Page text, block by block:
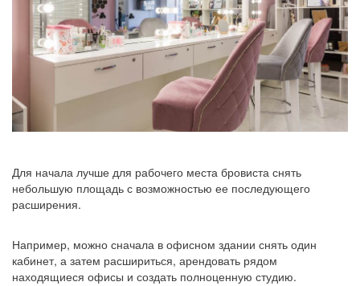
Для начала лучше для рабочего места бровиста снять
небольшую площадь с возможностью ее последующего
расширения.
Например, можно сначала в офисном здании снять один
кабинет, а затем расшириться, арендовать рядом
находящиеся офисы и создать полноценную студию.